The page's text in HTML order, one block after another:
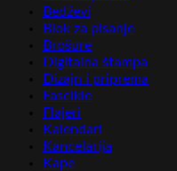
Bedževi
Blok za pisanje
Brošure
Digitalna štampa
Dizajn i priprema
Fascikle
Flajeri
Kalendari
Kancelarija
Kape